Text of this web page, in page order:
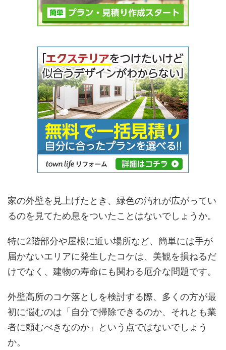
家の外壁を見上げたとき、緑色の汚れが広がってい
るのを見てため息をついたことはないでしょうか。
特に2階部分や屋根に近い場所など、簡単には手が
届かないエリアに発生したコケは、美観を損ねるだ
けでなく、建物の寿命にも関わる厄介な問題です。
外壁高所のコケ落としを検討する際、多くの方が最
初に悩むのは「自分で掃除できるのか、それとも業
者に頼むべきなのか」という点ではないでしょう
か。